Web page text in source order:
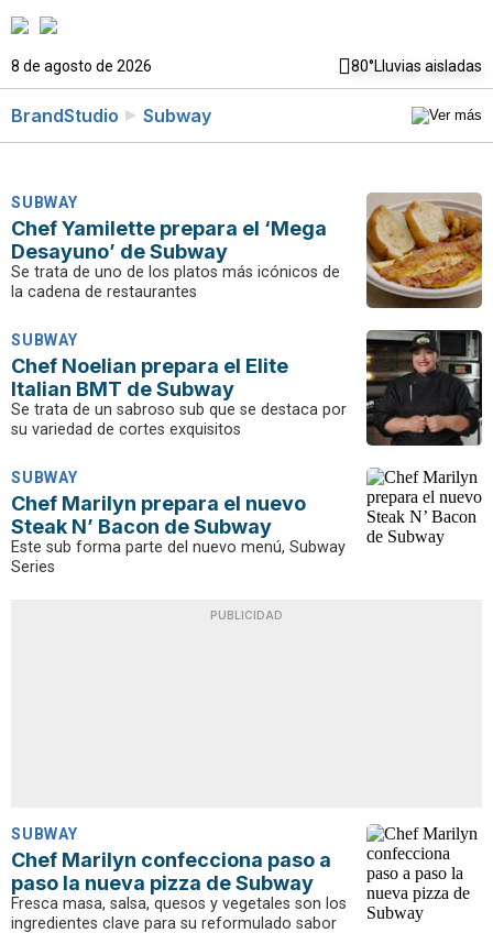
8 de agosto de 2026 80°Lluvias aisladas
BrandStudio Subway
SUBWAY
Chef Yamilette prepara el ‘Mega
Desayuno’ de Subway
Se trata de uno de los platos más icónicos de
la cadena de restaurantes
SUBWAY
Chef Noelian prepara el Elite
Italian BMT de Subway
Se trata de un sabroso sub que se destaca por
su variedad de cortes exquisitos
SUBWAY
Chef Marilyn prepara el nuevo
Steak N’ Bacon de Subway
Este sub forma parte del nuevo menú, Subway
Series
PUBLICIDAD
SUBWAY
Chef Marilyn confecciona paso a
paso la nueva pizza de Subway
Fresca masa, salsa, quesos y vegetales son los
ingredientes clave para su reformulado sabor